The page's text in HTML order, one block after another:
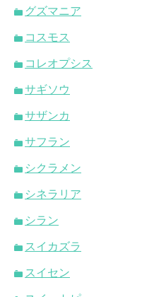
グズマニア
コスモス
コレオプシス
サギソウ
サザンカ
サフラン
シクラメン
シネラリア
シラン
スイカズラ
スイセン